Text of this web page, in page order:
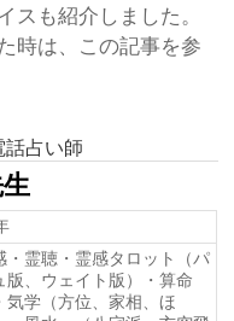
スも紹介しました。
時は、この記事を参
話占い師
・霊聴・霊感タロット（パ
版、ウェイト版）・算命
気学（方位、家相、ほ